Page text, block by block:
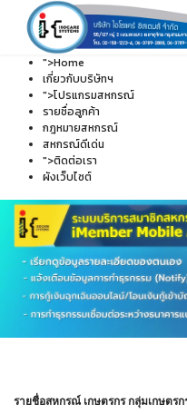
">Home
เกี่ยวกับบริษัทฯ
">โปรแกรมสหกรณ์
รายชื่อลูกค้า
กฎหมายสหกรณ์
สหกรณ์ดีเด่น
">ติดต่อเรา
ผังเว็บไซต์
รายชื่อสหกรณ์ เกษตรกร กลุ่มเกษตรก